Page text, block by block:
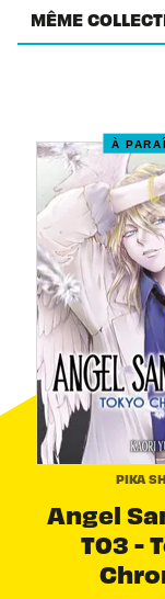
MÊME
À
PIKA
Angel
T03 -